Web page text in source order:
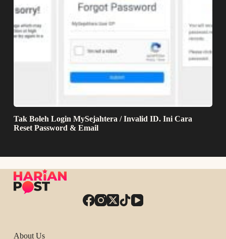
Tak Boleh Login MySejahtera / Invalid ID. Ini Cara
Reset Password & Email
About Us